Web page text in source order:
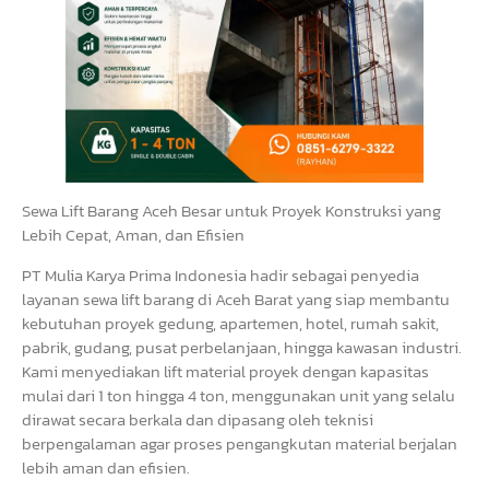
Sewa Lift Barang Aceh Besar untuk Proyek Konstruksi yang
Lebih Cepat, Aman, dan Efisien
PT Mulia Karya Prima Indonesia hadir sebagai penyedia
layanan sewa lift barang di Aceh Barat yang siap membantu
kebutuhan proyek gedung, apartemen, hotel, rumah sakit,
pabrik, gudang, pusat perbelanjaan, hingga kawasan industri.
Kami menyediakan lift material proyek dengan kapasitas
mulai dari 1 ton hingga 4 ton, menggunakan unit yang selalu
dirawat secara berkala dan dipasang oleh teknisi
berpengalaman agar proses pengangkutan material berjalan
lebih aman dan efisien.